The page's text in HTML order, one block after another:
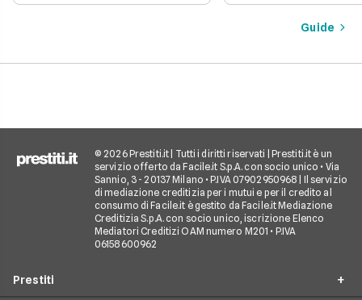
come funziona, quali tipi ci
una buona idea,
vantaggi come la
di partire subito e
pagare. Scopri
Guide
© 2026 Prestiti.it | Tutti i diritti riservati | Prestiti.it è un
servizio offerto da Facile.it S.p.A. con socio unico • Via
Sannio, 3 - 20137 Milano • P.IVA 07902950968 | Il servizio
di mediazione creditizia per i mutui e per il credito al
consumo di Facile.it è gestito da Facile.it Mediazione
Creditizia S.p.A. con socio unico, iscrizione Elenco
Mediatori Creditizi OAM numero M201 • P.IVA
06158600962
Prestiti